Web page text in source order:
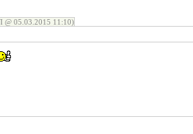
@ 05.03.2015 11:10)